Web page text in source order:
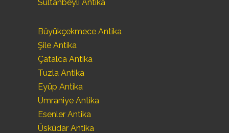
Sultanbeyli Antika
Büyükçekmece Antika
Şile Antika
Çatalca Antika
Tuzla Antika
Eyüp Antika
Ümraniye Antika
Esenler Antika
Üsküdar Antika